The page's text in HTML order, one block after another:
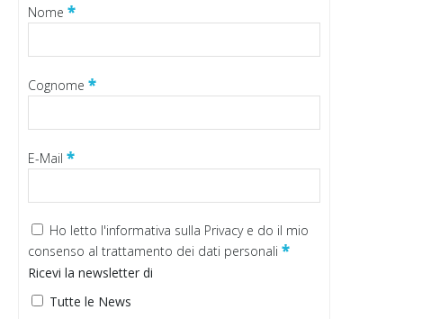
Nome*
Cognome*
E-Mail*
Ho letto l'informativa sulla Privacy e do il mio
consenso al trattamento dei dati personali*
Ricevi la newsletter di
Tutte le News